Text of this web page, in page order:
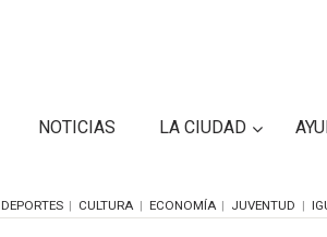
NOTICIAS LA CIUDAD
DEPORTES CULTURA ECONOMÍA JUVENTUD